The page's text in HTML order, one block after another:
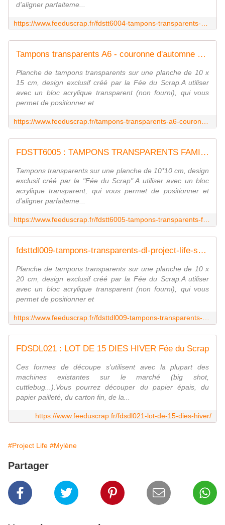
d'aligner parfaiteme...
Tampons transparents A6 - couronne d'automne Fée du SCrap
Planche de tampons transparents sur une planche de 10 x
15 cm, design exclusif créé par la Fée du Scrap.A utiliser
avec un bloc acrylique transparent (non fourni), qui vous
permet de positionner et
FDSTT6005 : TAMPONS TRANSPARENTS FAMILLE fee du scrap
Tampons transparents sur une planche de 10*10 cm, design
exclusif créé par la "Fée du Scrap".A utiliser avec un bloc
acrylique transparent, qui vous permet de positionner et
d'aligner parfaiteme...
fdsttdl009-tampons-transparents-dl-project-life-semaine FEE DU SCRAP
Planche de tampons transparents sur une planche de 10 x
20 cm, design exclusif créé par la Fée du Scrap.A utiliser
avec un bloc acrylique transparent (non fourni), qui vous
permet de positionner et
FDSDL021 : LOT DE 15 DIES HIVER Fée du Scrap
Ces formes de découpe s'utilisent avec la plupart des
machines existantes sur le marché (big shot,
cuttlebug...).Vous pourrez découper du papier épais, du
papier pailleté, du carton fin, de la...
https://www.feeduscrap.fr/fdsdl021-lot-de-15-dies-hiver/
#Project Life #Mylène
Partager